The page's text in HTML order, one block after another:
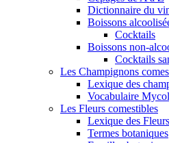
Dictionnaire du
Boissons
Cocktails
Boissons non-
Cocktails
Les Champignons
Lexique des
Vocabulaire
Les Fleurs comestibles
Lexique des
Termes botaniques